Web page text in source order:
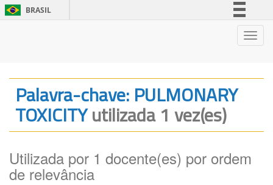
BRASIL
Legislação
Canais
Palavra-chave: PULMONARY
TOXICITYutilizada 1 vez(es)
Utilizada por 1 docente(es) por ordem
de relevância